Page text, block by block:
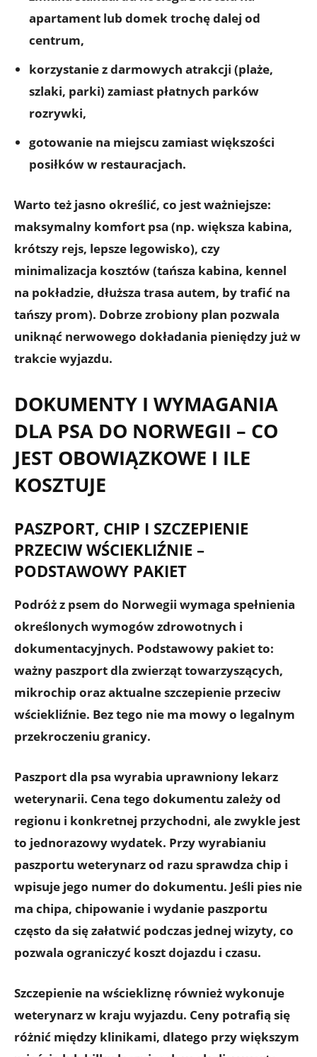
apartament lub domektrochę dalej od
centrum,
korzystanie zdarmowych atrakcji (plaże,
szlaki, parki) zamiast płatnych parków
rozrywki,
gotowanie na miejscu zamiast większości
posiłków w restauracjach.
Warto też jasno określić, co jest ważniejsze:
maksymalny komfort psa (np. większa kabina,
krótszy rejs, lepsze legowisko), czy
minimalizacja kosztów (tańsza kabina, kennel
na pokładzie, dłuższa trasa autem, by trafić na
tańszy prom). Dobrze zrobiony plan pozwala
uniknąć nerwowego dokładania pieniędzy już w
trakcie wyjazdu.
DOKUMENTY I WYMAGANIA
DLA PSA DO NORWEGII – CO
JEST OBOWIĄZKOWE I ILE
KOSZTUJE
PASZPORT, CHIP I SZCZEPIENIE
PRZECIW WŚCIEKLIŹNIE –
PODSTAWOWY PAKIET
Podróż z psem do Norwegii wymaga spełnienia
określonych wymogów zdrowotnych i
dokumentacyjnych. Podstawowy pakiet to:
ważny paszport dla zwierząt towarzyszących,
mikrochip orazaktualne szczepienie przeciw
wściekliźnie. Bez tego nie ma mowy o legalnym
przekroczeniu granicy.
Paszport dla psa wyrabia uprawniony lekarz
weterynarii. Cena tego dokumentu zależy od
regionu i konkretnej przychodni, ale zwykle jest
to jednorazowy wydatek. Przy wyrabianiu
paszportu weterynarz od razu sprawdza chip i
wpisuje jego numer do dokumentu. Jeśli pies nie
ma chipa, chipowanie i wydanie paszportu
często da się załatwić podczas jednej wizyty, co
pozwala ograniczyć koszt dojazdu i czasu.
Szczepienie na wściekliznę również wykonuje
weterynarz w kraju wyjazdu. Ceny potrafią się
różnić między klinikami, dlatego przy większym